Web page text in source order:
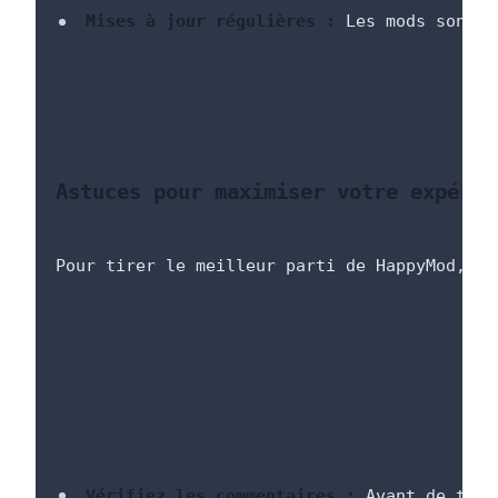
Mises à jour régulières : Les mods sont
Astuces pour maximiser votre
Pour tirer le meilleur parti de HappyMod,